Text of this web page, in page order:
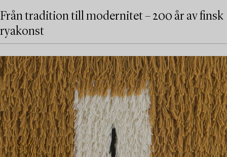
Från tradition till modernitet – 200 år av finsk
ryakonst